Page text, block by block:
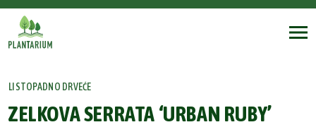
LISTOPADNO DRVEĆE
ZELKOVA SERRATA ‘URBAN RUBY’